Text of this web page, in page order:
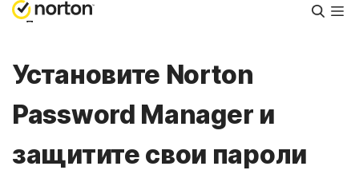
Поиск
Для личного пользования
Поддержка
Установите Norton
Password Manager и
защитите свои пароли